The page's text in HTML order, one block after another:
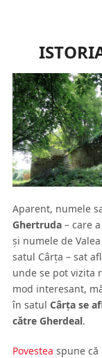
Aparent, numele
Ghertruda – care
şi numele de
satul Cârţa – sat
unde se pot vizita
mod interesant,
în satul Cârţa se
către Gherdeal.
Povestea spune